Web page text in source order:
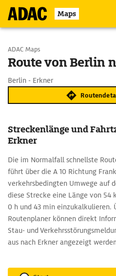
Maps
Start wählen
ADAC Maps
Route von Berlin
Berlin - Erkner
Streckenlänge und
Erkner
Die im Normalfall schnellste
führt über die A 10 Richtung
verkehrsbedingten Umwege auf
diese Strecke eine Länge von 54
0 h und 43 min einzukalkulieren.
Routenplaner können direkt
Stau- und
aus nach Erkner angezeigt